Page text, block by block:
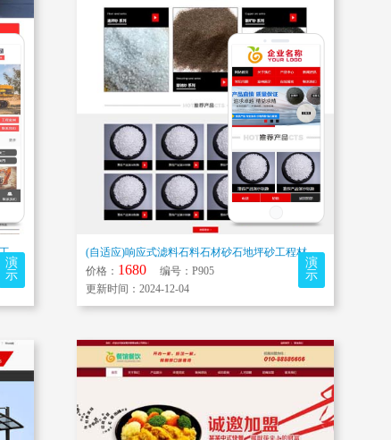
(带手机)红色大气的机械设备企业网站模板 重工工业设备网站源码下载
演
示
(自适应)响应式滤料石料石材砂石地坪砂工程材料建筑材料通用展示网站模板
价格： 1680 编号：P905
更新时间：2024-12-04
演
示